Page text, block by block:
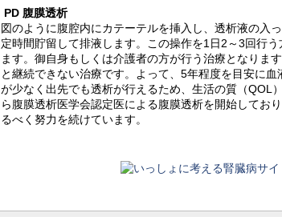
PD 腹膜透析
図のように腹腔内にカテーテルを挿入し、透析液の入
定時間貯留して排液します。この操作を1日2～3回行
ます。御自身もしくは介護者の方が行う治療となりま
と継続できない治療です。よって、5年程度を目安に
が少なく出先でも透析が行えるため、生活の質（QOL
ら腹膜透析医学会認定医による腹膜透析を開始してお
るべく努力を続けています。